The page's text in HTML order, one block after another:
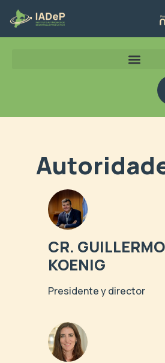
CR. GUILLERMO
KOENIG
Presidente y director